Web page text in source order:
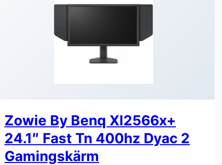
Zowie By Benq Xl2566x+
24.1″ Fast Tn 400hz Dyac 2
Gamingskärm